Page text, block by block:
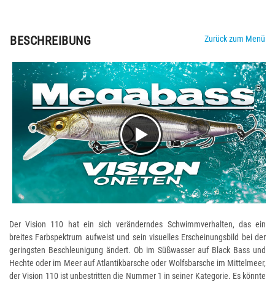
BESCHREIBUNG Zurück zum Menü
Der Vision 110 hat ein sich veränderndes Schwimmverhalten, das ein
breites Farbspektrum aufweist und sein visuelles Erscheinungsbild bei der
geringsten Beschleunigung ändert. Ob im Süßwasser auf Black Bass und
Hechte oder im Meer auf Atlantikbarsche oder Wolfsbarsche im Mittelmeer,
der Vision 110 ist unbestritten die Nummer 1 in seiner Kategorie. Es könnte